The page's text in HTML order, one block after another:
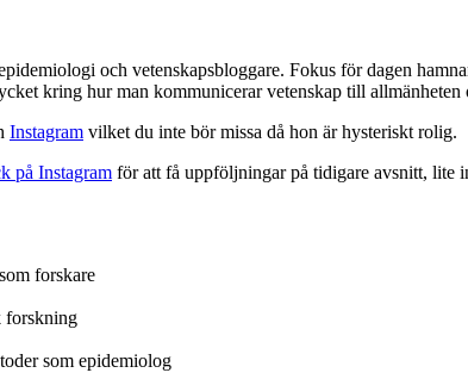
och vetenskapsbloggare. Fokus för dagen
kring hur man kommunicerar vetenskap till
Instagram vilket du inte bör missa då hon är hysteriskt rolig.
på Instagram för att få uppföljningar på tidigare avsnitt, lite
forskare
forskning
som epidemiolog